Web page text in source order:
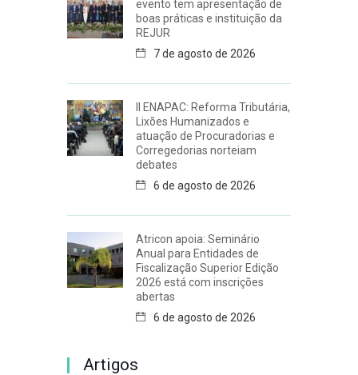
evento tem apresentação de
boas práticas e instituição da
REJUR
7 de agosto de 2026
II ENAPAC: Reforma Tributária,
Lixões Humanizados e
atuação de Procuradorias e
Corregedorias norteiam
debates
6 de agosto de 2026
Atricon apoia: Seminário
Anual para Entidades de
Fiscalização Superior Edição
2026 está com inscrições
abertas
6 de agosto de 2026
Artigos